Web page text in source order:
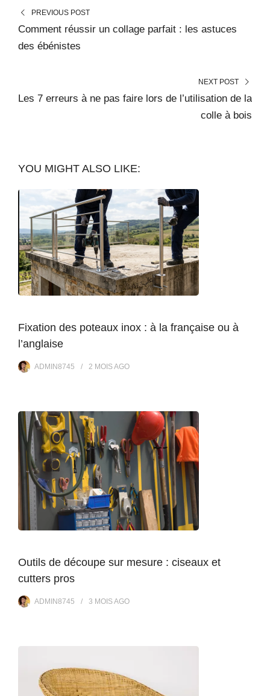
PREVIOUS POST
Comment réussir un collage parfait : les astuces
des ébénistes
NEXT POST
Les 7 erreurs à ne pas faire lors de l’utilisation de la
colle à bois
YOU MIGHT ALSO LIKE:
Fixation des poteaux inox : à la française ou à
l’anglaise
ADMIN8745 2 MOISAGO
Outils de découpe sur mesure : ciseaux et
cutters pros
ADMIN8745 3 MOISAGO